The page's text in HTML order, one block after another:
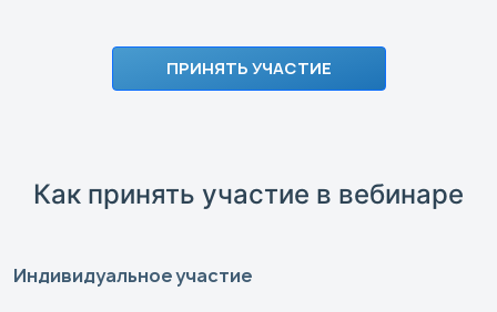
ПРИНЯТЬ УЧАСТИЕ
Как принять участие в вебинаре
Индивидуальное участие